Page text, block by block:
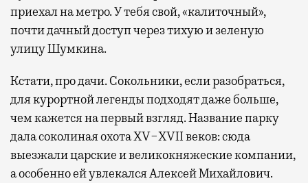
приехал на метро. У тебя свой, «калиточный»,
почти дачный доступ через тихую и зеленую
улицу Шумкина.
Кстати, про дачи. Сокольники, если разобраться,
для курортной легенды подходят даже больше,
чем кажется на первый взгляд. Название парку
дала соколиная охота XV−XVII веков: сюда
выезжали царские и великокняжеские компании,
а особенно ей увлекался Алексей Михайлович.